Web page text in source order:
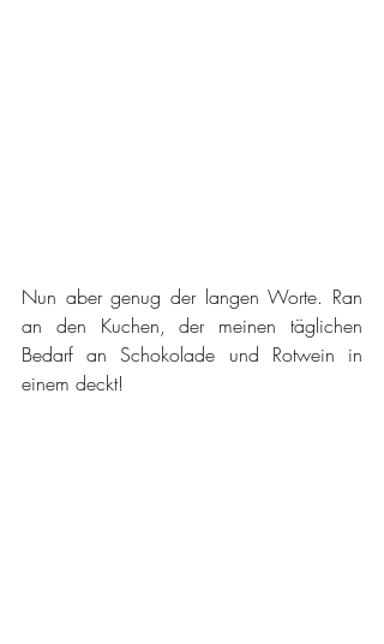
Nun aber genug der langen Worte. Ran
an den Kuchen, der meinen täglichen
Bedarf an Schokolade und Rotwein in
einem deckt!